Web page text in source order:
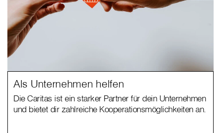
Als Unternehmen helfen
Die Caritas ist ein starker Partner für dein Unternehmen
und bietet dir zahlreiche Kooperationsmöglichkeiten an.